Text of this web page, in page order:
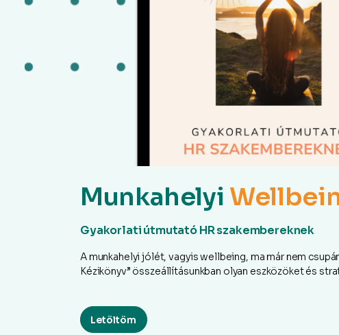
Munkahelyi
Gyakorlati útmutató HR szakembereknek
A munkahelyi jólét, vagyis wellbeing, ma már nem
Kézikönyv” összeállításunkban olyan eszközöket és
Letöltöm